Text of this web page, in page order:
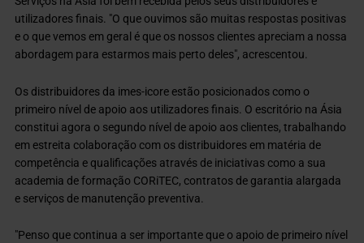
utilizadores finais. "O que ouvimos são muitas respostas positivas
e o que vemos em geral é que os nossos clientes apreciam a nossa
abordagem para estarmos mais perto deles", acrescentou.
Os distribuidores da imes-icore estão posicionados como o
primeiro nível de apoio aos utilizadores finais. O escritório na Ásia
constitui agora o segundo nível de apoio aos clientes, trabalhando
em estreita colaboração com os distribuidores em matéria de
competência e qualificações através de iniciativas como a sua
academia de formação CORiTEC, contratos de garantia alargada
e serviços de manutenção preventiva.
"Penso que continua a ser importante que o apoio de primeiro nível